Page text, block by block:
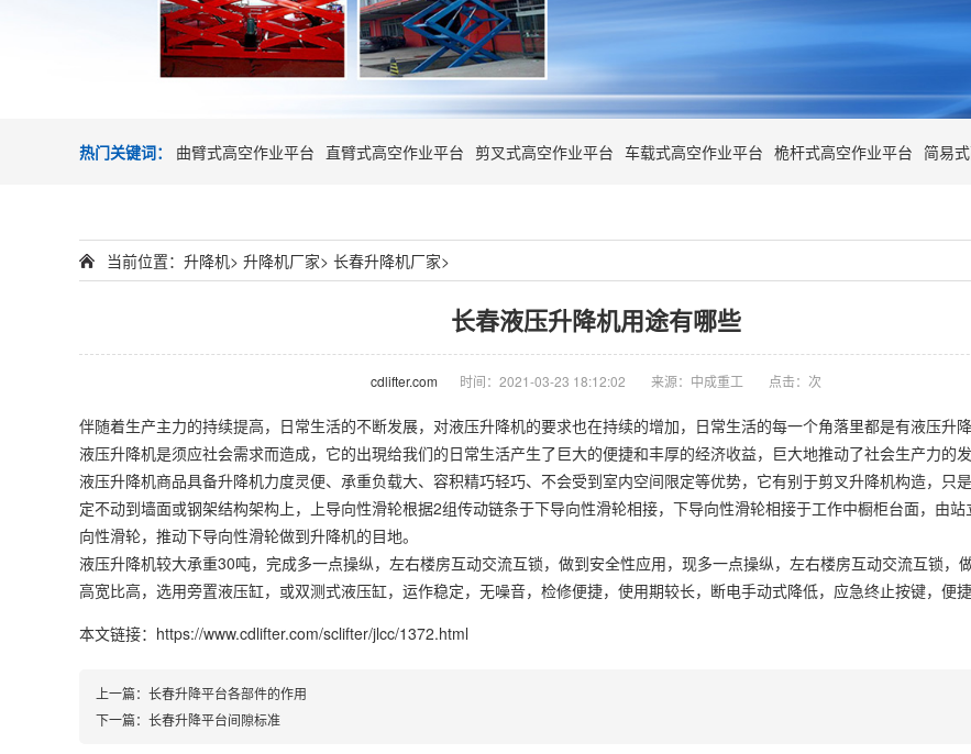
热门关键词： 曲臂式高空作业平台 直臂式高空作业平台 剪叉式高空作业平台 车载式高空作业平台 桅杆式高空作业平台 简易
当前位置： 升降机> 升降机厂家> 长春升降机厂家>
长春液压升降机用途有哪些
cdlifter.com 时间：2021-03-23 18:12:02 来源：中成重工 点击： 次
伴随着生产主力的持续提高，日常生活的不断发展，对液压升降机的要求也在持续的增加，日常生活的每一个角落里都是有液压升
液压升降机是须应社会需求而造成，它的出現给我们的日常生活产生了巨大的便捷和丰厚的经济收益，巨大地推动了社会生产力的发
液压升降机商品具备升降机力度灵便、承重负载大、容积精巧轻巧、不会受到室内空间限定等优势，它有别于剪叉升降机构造，只
定不动到墙面或钢架结构架构上，上导向性滑轮根据2组传动链条于下导向性滑轮相接，下导向性滑轮相接于工作中橱柜台面，由
向性滑轮，推动下导向性滑轮做到升降机的目地。
液压升降机较大承重30吨，完成多一点操纵，左右楼房互动交流互锁，做到安全性应用，现多一点操纵，左右楼房互动交流互锁，
高宽比高，选用旁置液压缸，或双测式液压缸，运作稳定，无噪音，检修便捷，使用期较长，断电手动式降低，应急终止按键，便捷
本文链接：https://www.cdlifter.com/sclifter/jlcc/1372.html
上一篇： 长春升降平台各部件的作用
下一篇： 长春升降平台间隙标准